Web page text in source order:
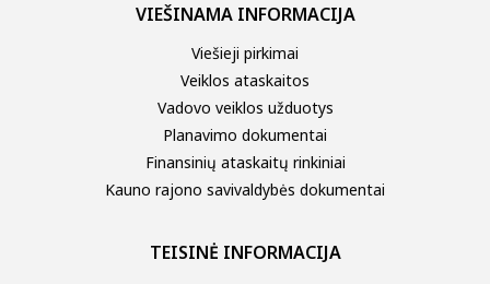
VIEŠINAMA INFORMACIJA
Viešieji pirkimai
Veiklos ataskaitos
Vadovo veiklos užduotys
Planavimo dokumentai
Finansinių ataskaitų rinkiniai
Kauno rajono savivaldybės dokumentai
TEISINĖ INFORMACIJA